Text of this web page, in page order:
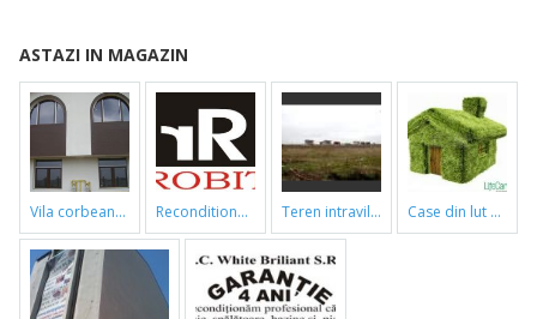
ASTAZI IN MAGAZIN
vila corbeanca reconditionari cazi de baie teren intravilan case din lut si paie